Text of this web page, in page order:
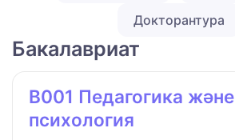
Докторантура
Бакалавриат
B001 Педагогика және
психология